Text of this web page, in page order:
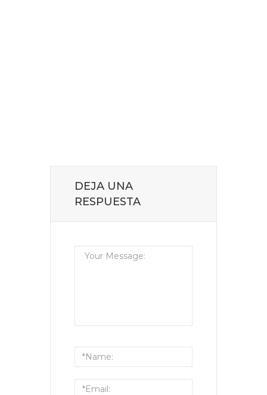
DEJA UNA
RESPUESTA